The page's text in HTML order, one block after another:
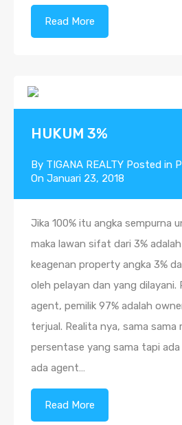
Read More
HUKUM 3%
By TIGANA REALTY Posted in
On Januari 23, 2018
Jika 100% itu angka sempurna
maka lawan sifat dari 3%
keagenan property angka 3%
oleh pelayan dan yang dilayani.
agent, pemilik 97% adalah
terjual. Realita nya, sama sama
persentase yang sama tapi
ada agent…
Read More